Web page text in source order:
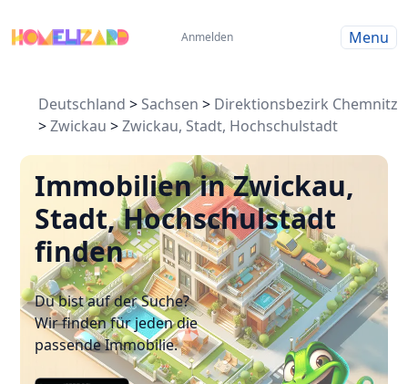
Anmelden Menu
Deutschland > Sachsen > Direktionsbezirk Chemnitz
>Zwickau >Zwickau, Stadt, Hochschulstadt
Immobilien in Zwickau,
Stadt, Hochschulstadt
finden
Du bist auf der Suche?
Wir finden für jeden die
passende Immobilie.